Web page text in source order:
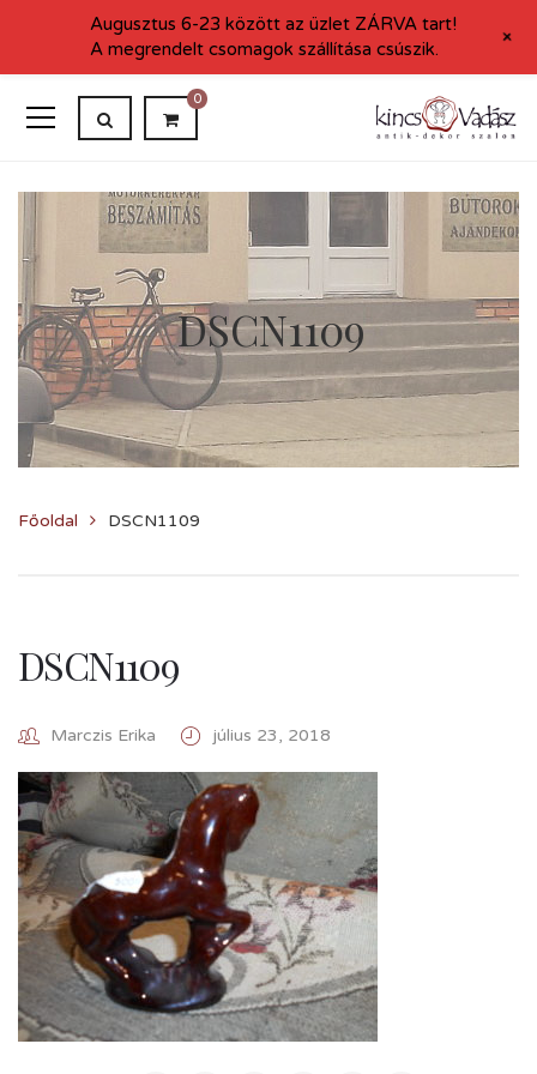
0
DSCN1109
Főoldal DSCN1109
DSCN1109
Marczis Erika július 23, 2018
Augusztus 6-23 között az üzlet ZÁRVA tart!
A megrendelt csomagok szállítása csúszik.
+